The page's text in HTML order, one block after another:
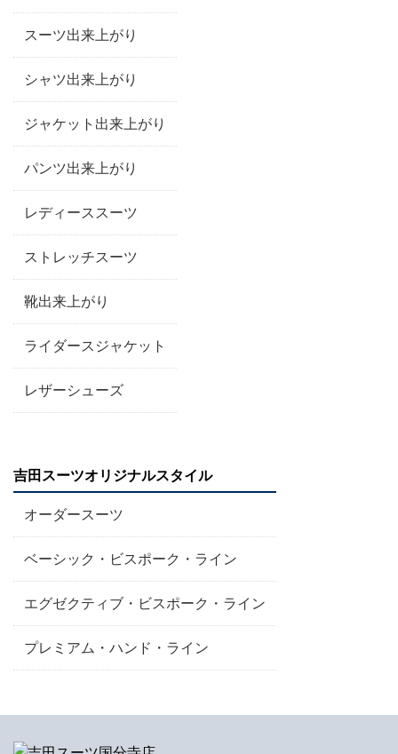
スーツ出来上がり
シャツ出来上がり
ジャケット出来上がり
パンツ出来上がり
レディーススーツ
ストレッチスーツ
靴出来上がり
ライダースジャケット
レザーシューズ
吉田スーツオリジナルスタイル
オーダースーツ
ベーシック・ビスポーク・ライン
エグゼクティブ・ビスポーク・ライン
プレミアム・ハンド・ライン